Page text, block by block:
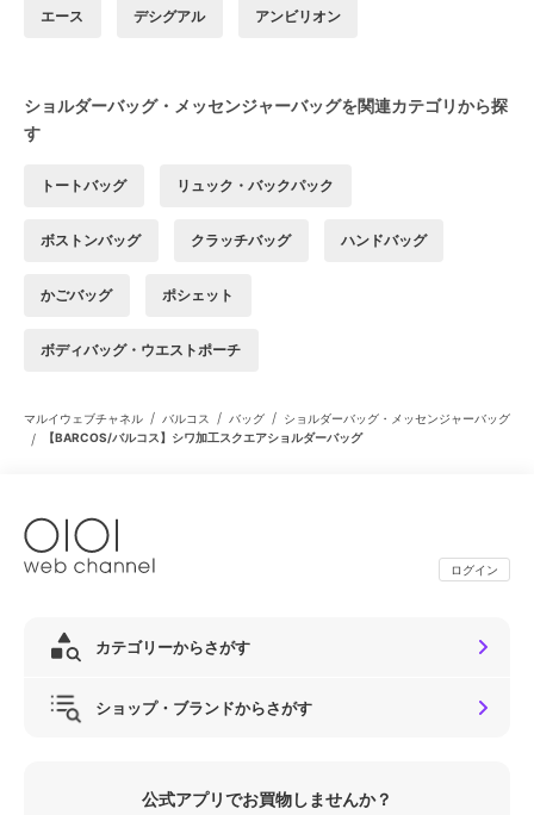
エース デシグアル アンビリオン
ショルダーバッグ・メッセンジャーバッグを関連カテゴリから探
す
トートバッグ リュック・バックパック
ボストンバッグ クラッチバッグ ハンドバッグ
かごバッグ ポシェット
ボディバッグ・ウエストポーチ
マルイウェブチャネル / バルコス / バッグ / ショルダーバッグ・メッセンジャーバッグ
/ 【BARCOS/バルコス】シワ加工スクエアショルダーバッグ
ログイン
カテゴリーからさがす
ショップ・ブランドからさがす
公式アプリでお買物しませんか？